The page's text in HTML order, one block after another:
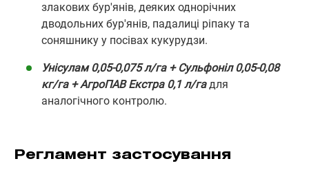
злакових бур'янів, деяких однорічних
дводольних бур'янів, падалиці ріпаку та
соняшнику у посівах кукурудзи.
Унісулам 0,05-0,075 л/га + Сульфоніл 0,05-0,08
кг/га + АгроПАВ Екстра 0,1 л/гадля
аналогічного контролю.
Регламент застосування